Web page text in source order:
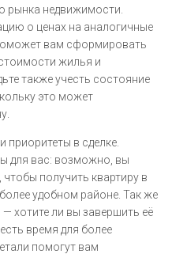
рынка недвижимости.
о ценах на аналогичные
вам сформировать
жилья и
также учесть состояние
это может
приоритеты в сделке.
для вас: возможно, вы
получить квартиру в
удобном районе. Так же
хотите ли вы завершить её
время для более
помогут вам